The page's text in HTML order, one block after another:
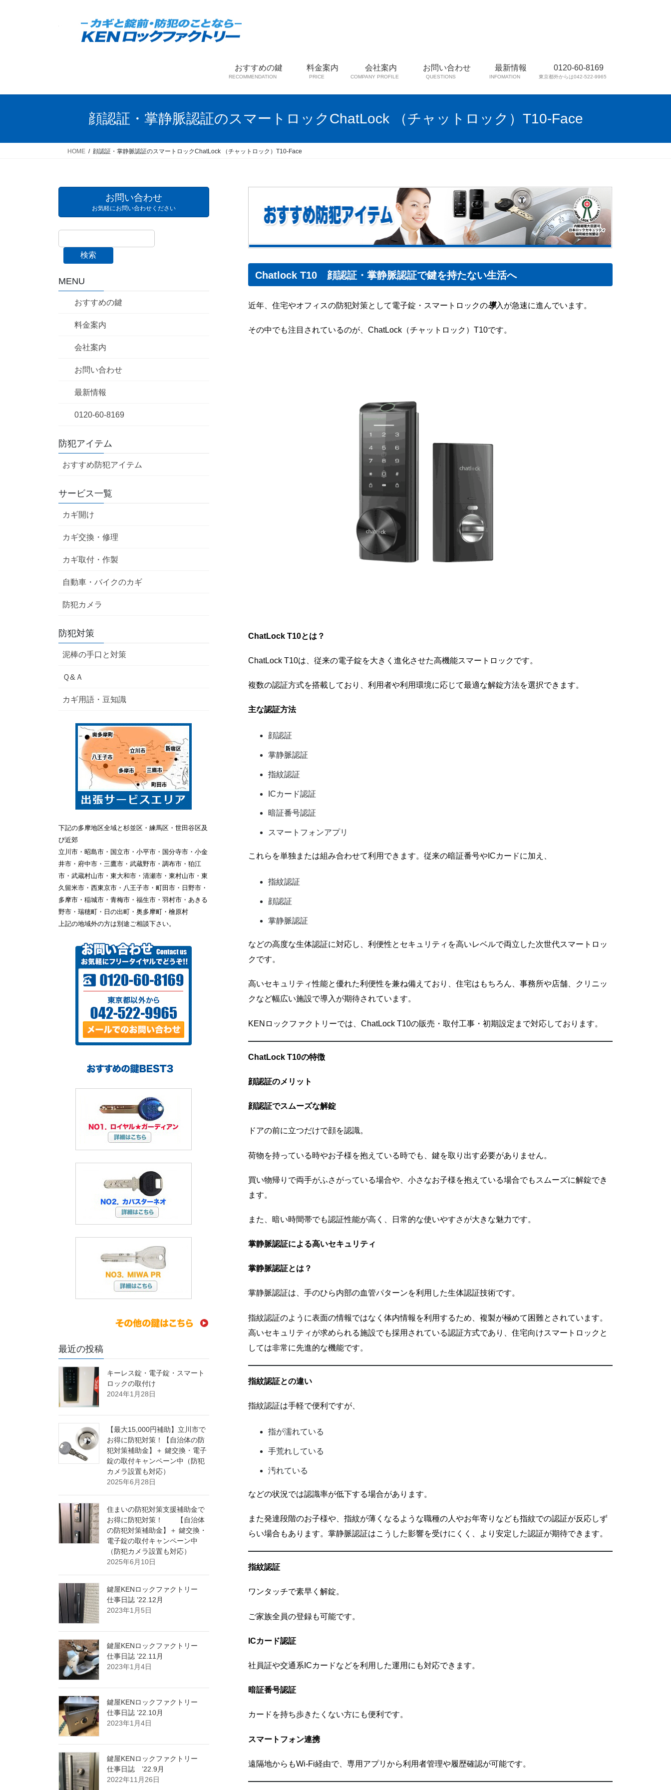
おすすめの鍵
RECOMMENDATION
料金案内
PRICE
会社案内
COMPANY PROFILE
お問い合わせ
QUESTIONS
最新情報
INFOMATION
0120-60-8169
東京都外からは042-522-9965
顔認証・掌静脈認証のスマートロックChatLock （チャットロック）T10-Face
HOME 顔認証・掌静脈認証のスマートロックChatLock （チャットロック）T10-Face
Chatlock T10 顔認証・掌静脈認証で鍵を持たない生活へ
近年、住宅やオフィスの防犯対策として電子錠・スマートロックの導入が急速に進んでいます。
その中でも注目されているのが、ChatLock（チャットロック）T10です。
ChatLock T10とは？
ChatLock T10は、従来の電子錠を大きく進化させた高機能スマートロックです。
複数の認証方式を搭載しており、利用者や利用環境に応じて最適な解錠方法を選択できます。
主な認証方法
顔認証
掌静脈認証
指紋認証
ICカード認証
暗証番号認証
スマートフォンアプリ
これらを単独または組み合わせて利用できます。従来の暗証番号やICカードに加え、
指紋認証
顔認証
掌静脈認証
などの高度な生体認証に対応し、利便性とセキュリティを高いレベルで両立した次世代スマートロッ
クです。
高いセキュリティ性能と優れた利便性を兼ね備えており、住宅はもちろん、事務所や店舗、クリニッ
クなど幅広い施設で導入が期待されています。
KENロックファクトリーでは、ChatLock T10の販売・取付工事・初期設定まで対応しております。
ChatLock T10の特徴
顔認証のメリット
顔認証でスムーズな解錠
ドアの前に立つだけで顔を認識。
荷物を持っている時やお子様を抱えている時でも、鍵を取り出す必要がありません。
買い物帰りで両手がふさがっている場合や、小さなお子様を抱えている場合でもスムーズに解錠でき
ます。
また、暗い時間帯でも認証性能が高く、日常的な使いやすさが大きな魅力です。
掌静脈認証による高いセキュリティ
掌静脈認証とは？
掌静脈認証は、手のひら内部の血管パターンを利用した生体認証技術です。
指紋認証のように表面の情報ではなく体内情報を利用するため、複製が極めて困難とされています。
高いセキュリティが求められる施設でも採用されている認証方式であり、住宅向けスマートロックと
しては非常に先進的な機能です。
指紋認証との違い
指紋認証は手軽で便利ですが、
指が濡れている
手荒れしている
汚れている
などの状況では認識率が低下する場合があります。
また発達段階のお子様や、指紋が薄くなるような職種の人やお年寄りなども指紋での認証が反応しず
らい場合もあります。掌静脈認証はこうした影響を受けにくく、より安定した認証が期待できます。
指紋認証
ワンタッチで素早く解錠。
ご家族全員の登録も可能です。
ICカード認証
社員証や交通系ICカードなどを利用した運用にも対応できます。
暗証番号認証
カードを持ち歩きたくない方にも便利です。
スマートフォン連携
遠隔地からもWi-Fi経由で、専用アプリから利用者管理や履歴確認が可能です。
お問い合わせ
お気軽にお問い合わせください
検索
MENU
おすすめの鍵
料金案内
会社案内
お問い合わせ
最新情報
0120-60-8169
防犯アイテム
おすすめ防犯アイテム
サービス一覧
カギ開け
カギ交換・修理
カギ取付・作製
自動車・バイクのカギ
防犯カメラ
防犯対策
泥棒の手口と対策
Ｑ&Ａ
カギ用語・豆知識
下記の多摩地区全域と杉並区・練馬区・世田谷区及
び近郊
立川市・昭島市・国立市・小平市・国分寺市・小金
井市・府中市・三鷹市・武蔵野市・調布市・狛江
市・武蔵村山市・東大和市・清瀬市・東村山市・東
久留米市・西東京市・八王子市・町田市・日野市・
多摩市・稲城市・青梅市・福生市・羽村市・あきる
野市・瑞穂町・日の出町・奥多摩町・檜原村
上記の地域外の方は別途ご相談下さい。
最近の投稿
キーレス錠・電子錠・スマート
ロックの取付け
2024年1月28日
【最大15,000円補助】立川市で
お得に防犯対策！【自治体の防
犯対策補助金】＋ 鍵交換・電子
錠の取付キャンペーン中（防犯
カメラ設置も対応）
2025年6月28日
住まいの防犯対策支援補助金で
お得に防犯対策！ 【自治体
の防犯対策補助金】＋ 鍵交換・
電子錠の取付キャンペーン中
（防犯カメラ設置も対応）
2025年6月10日
鍵屋KENロックファクトリー
仕事日誌 ’22.12月
2023年1月5日
鍵屋KENロックファクトリー
仕事日誌 ’22.11月
2023年1月4日
鍵屋KENロックファクトリー
仕事日誌 ’22.10月
2023年1月4日
鍵屋KENロックファクトリー
仕事日誌 ’22.9月
2022年11月26日